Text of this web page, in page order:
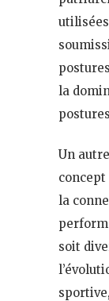
la
Un
concept
la
soit